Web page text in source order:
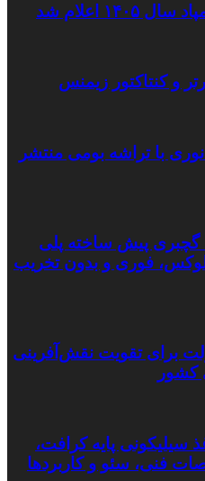
اعلام شد
و کنتاکتور زیمنس
با تراشه بومی منتشر
گچبری پیش ساخته پلی
لوکس، فوری و بدون تخریب
برای تقویت نقش‌آفرینی
کشور
سیلیکونی پایه کرافت،
فنی، سئو و کاربردها